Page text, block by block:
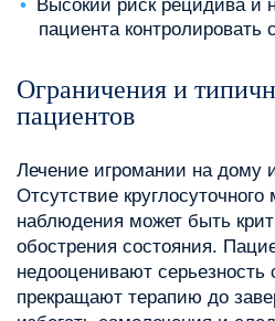
Высокий риск рецидива и
пациента контролировать
Ограничения и
пациентов
Лечение игромании на дому
Отсутствие круглосуточного
наблюдения может быть
обострения состояния.
недооценивают
прекращают терапию до